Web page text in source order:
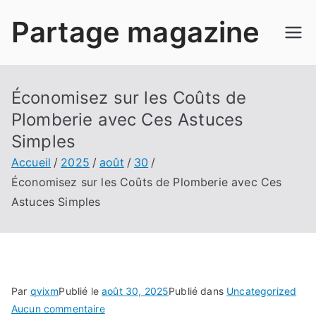
Partage magazine
Économisez sur les Coûts de
Plomberie avec Ces Astuces
Simples
Accueil 2025 août
30
Économisez sur les Coûts de Plomberie avec Ces
Astuces Simples
Par qvixmPublié leaoût 30, 2025Publié dans Uncategorized
Aucun commentairesur